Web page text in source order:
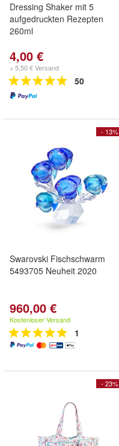
Dressing Shaker mit 5
aufgedruckten Rezepten
260ml
4,00 €
+ 5,50 € Versand
50
- 13%
Swarovski Fischschwarm
5493705 Neuheit 2020
960,00 €
Kostenloser Versand
1
- 23%